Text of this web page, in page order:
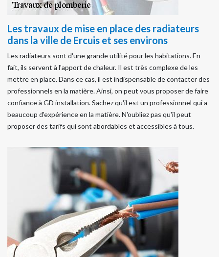
Les travaux de mise en place des radiateurs
dans la ville de Ercuis et ses environs
Les radiateurs sont d'une grande utilité pour les habitations. En
fait, ils servent à l'apport de chaleur. Il est très complexe de les
mettre en place. Dans ce cas, il est indispensable de contacter des
professionnels en la matière. Ainsi, on peut vous proposer de faire
confiance à GD installation. Sachez qu'il est un professionnel qui a
beaucoup d'expérience en la matière. N'oubliez pas qu'il peut
proposer des tarifs qui sont abordables et accessibles à tous.